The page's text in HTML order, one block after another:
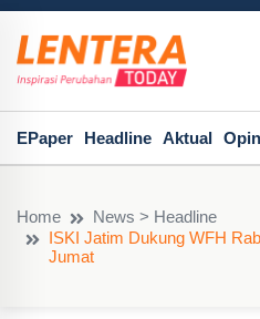
EPaper Headline Aktual
Home
News > Headline
ISKI Jatim Dukung WFH
Jumat